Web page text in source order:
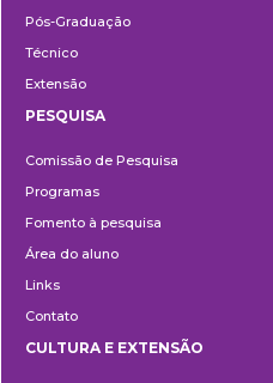
Pós-Graduação
Técnico
Extensão
PESQUISA
Comissão de Pesquisa
Programas
Fomento à pesquisa
Área do aluno
Links
Contato
CULTURA E EXTENSÃO